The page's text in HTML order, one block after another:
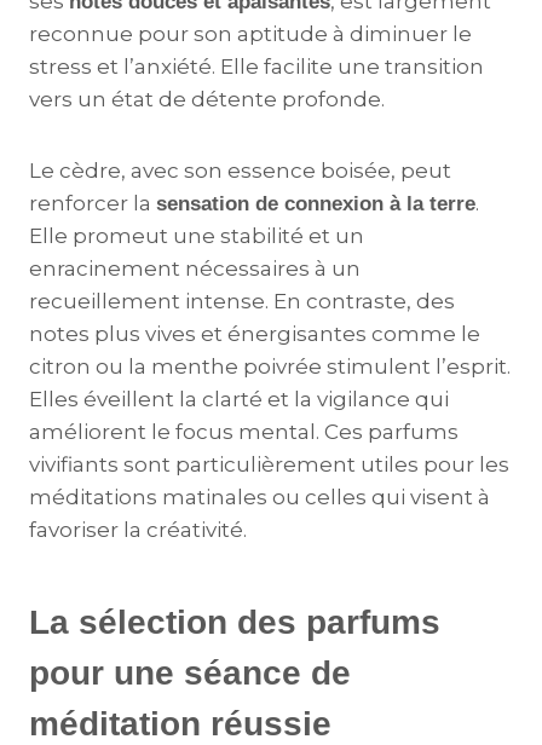
reconnue pour son aptitude à diminuer le
stress et l’anxiété. Elle facilite une transition
vers un état de détente profonde.
Le cèdre, avec son essence boisée, peut
renforcer la sensation de connexion à la terre.
Elle promeut une stabilité et un
enracinement nécessaires à un
recueillement intense. En contraste, des
notes plus vives et énergisantes comme le
citron ou la menthe poivrée stimulent l’esprit.
Elles éveillent la clarté et la vigilance qui
améliorent le focus mental. Ces parfums
vivifiants sont particulièrement utiles pour les
méditations matinales ou celles qui visent à
favoriser la créativité.
La sélection des parfums
pour une séance de
méditation réussie